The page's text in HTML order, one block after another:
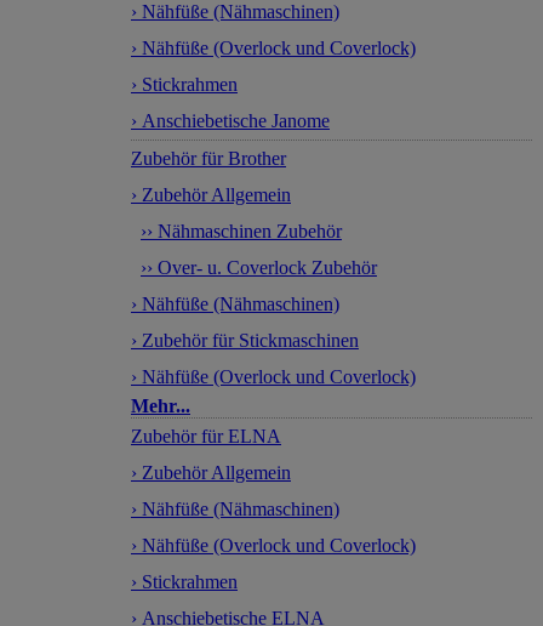
› Nähfüße (Nähmaschinen)
› Nähfüße (Overlock und Coverlock)
› Stickrahmen
› Anschiebetische Janome
Zubehör für Brother
› Zubehör Allgemein
›› Nähmaschinen Zubehör
›› Over- u. Coverlock Zubehör
› Nähfüße (Nähmaschinen)
› Zubehör für Stickmaschinen
› Nähfüße (Overlock und Coverlock)
Mehr...
Zubehör für ELNA
› Zubehör Allgemein
› Nähfüße (Nähmaschinen)
› Nähfüße (Overlock und Coverlock)
› Stickrahmen
› Anschiebetische ELNA